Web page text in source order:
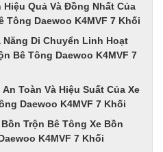
Hiệu Quả Và Đồng Nhất Của
Tông Daewoo K4MVF 7 Khối
Năng Di Chuyển Linh Hoạt
Bê Tông Daewoo K4MVF 7
Toàn Và Hiệu Suất Của Xe
Daewoo K4MVF 7 Khối
Bồn Trộn Bê Tông Xe Bồn
K4MVF 7 Khối